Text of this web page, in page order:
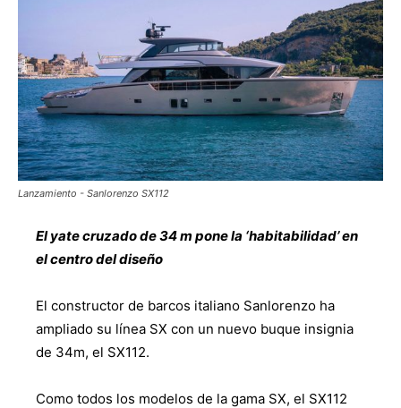
Lanzamiento - Sanlorenzo SX112
El yate cruzado de 34 m pone la ‘habitabilidad’ en
el centro del diseño
El constructor de barcos italiano Sanlorenzo ha
ampliado su línea SX con un nuevo buque insignia
de 34m, el SX112.
Como todos los modelos de la gama SX, el SX112